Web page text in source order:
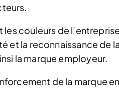
les couleurs de
et la reconnaissance de
la marque employeur.
de la marque